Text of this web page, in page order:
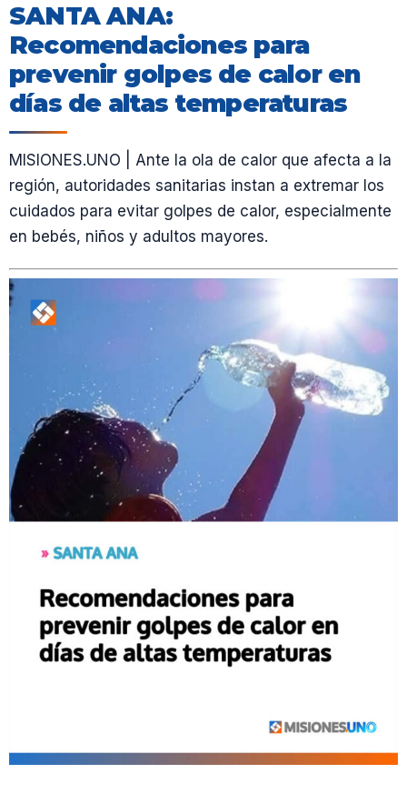
SANTA ANA:
Recomendaciones para
prevenir golpes de calor en
días de altas temperaturas
MISIONES.UNO | Ante la ola de calor que afecta a la
región, autoridades sanitarias instan a extremar los
cuidados para evitar golpes de calor, especialmente
en bebés, niños y adultos mayores.